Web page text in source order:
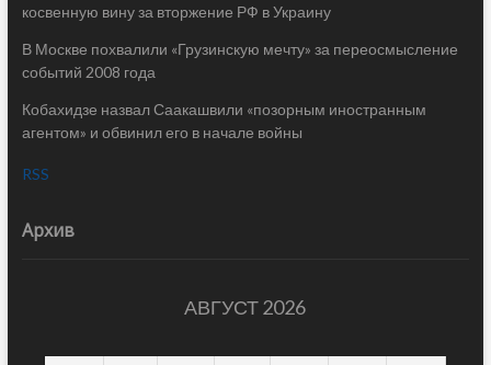
косвенную вину за вторжение РФ в Украину
В Москве похвалили «Грузинскую мечту» за переосмысление
событий 2008 года
Кобахидзе назвал Саакашвили «позорным иностранным
агентом» и обвинил его в начале войны
RSS
Архив
АВГУСТ 2026